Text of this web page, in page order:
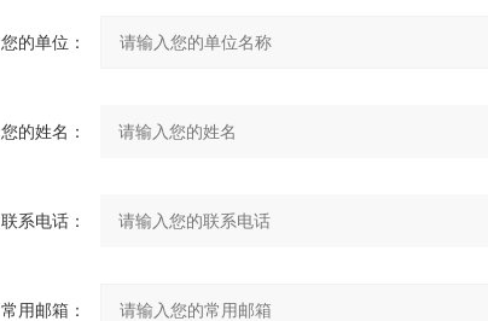
您的单位：
您的姓名：
联系电话：
常用邮箱：